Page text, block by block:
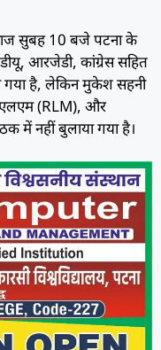
सुबह 10 बजे पटना के
आरजेडी, कांग्रेस सहित
गया है, लेकिन मुकेश सहनी
(RLM), और
में नहीं बुलाया गया है।